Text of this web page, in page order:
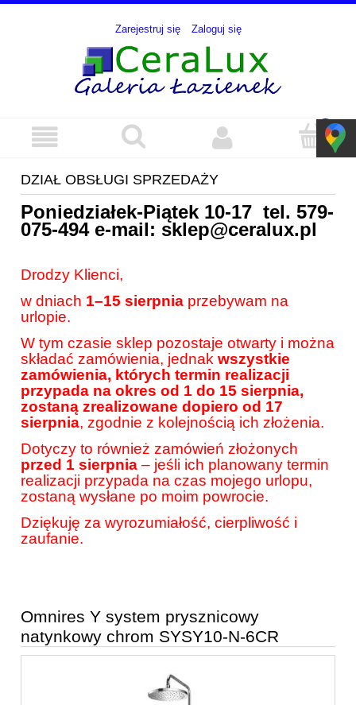
Zarejestruj się Zaloguj się
DZIAŁ OBSŁUGI SPRZEDAŻY
Poniedziałek-Piątek 10-17 tel. 579-
075-494e-mail: sklep@ceralux.pl
Drodzy Klienci,
w dniach 1–15 sierpnia przebywam na
urlopie.
W tym czasie sklep pozostaje otwarty i można
składać zamówienia, jednak wszystkie
zamówienia, których termin realizacji
przypada na okres od 1 do 15 sierpnia,
zostaną zrealizowane dopiero od 17
sierpnia, zgodnie z kolejnością ich złożenia.
Dotyczy to również zamówień złożonych
przed 1 sierpnia – jeśli ich planowany termin
realizacji przypada na czas mojego urlopu,
zostaną wysłane po moim powrocie.
Dziękuję za wyrozumiałość, cierpliwość i
zaufanie.
Omnires Y system prysznicowy
natynkowy chrom SYSY10-N-6CR